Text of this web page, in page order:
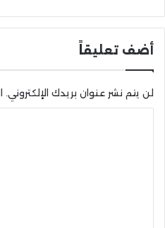
أضف تعليقاً
لن يتم نشر عنوان بريدك الإلكتروني.